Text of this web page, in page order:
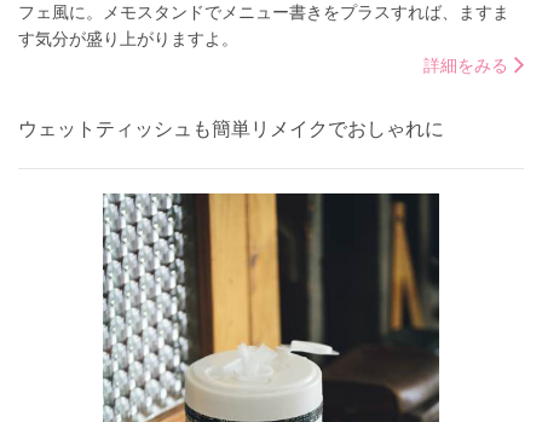
フェ風に。メモスタンドでメニュー書きをプラスすれば、ますま
す気分が盛り上がりますよ。
詳細をみる
ウェットティッシュも簡単リメイクでおしゃれに